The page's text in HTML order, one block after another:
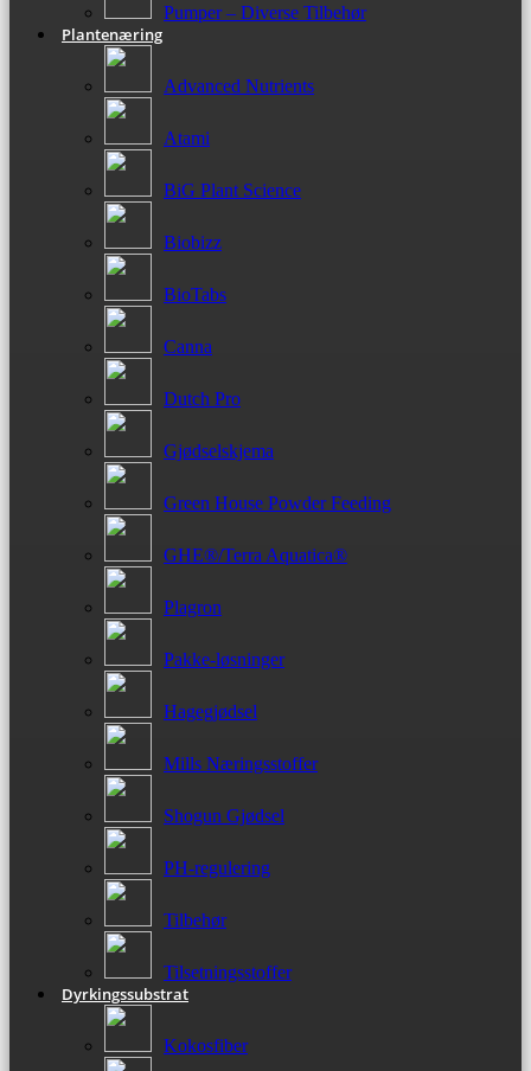
Pumper – Diverse Tilbehør
Plantenæring
Advanced Nutrients
Atami
BiG Plant Science
Biobizz
BioTabs
Canna
Dutch Pro
Gjødselskjema
Green House Powder Feeding
GHE®/Terra Aquatica®
Plagron
Pakke-løsninger
Hagegjødsel
Mills Næringsstoffer
Shogun Gjødsel
PH-regulering
Tilbehør
Tilsetningsstoffer
Dyrkingssubstrat
Kokosfiber